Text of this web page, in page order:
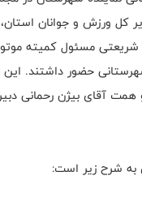
کل ورزش و جوانان
مسئول کمیته
حضور داشتند. این
آقای بیژن رحمانی
به شرح زیر است: